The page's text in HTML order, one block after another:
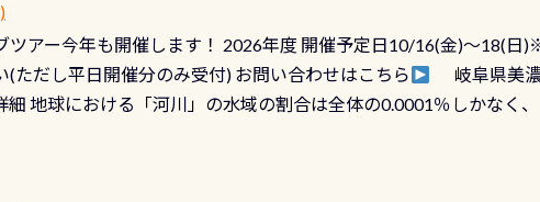
ら水漏れする…ってのは避けましょう！実際水につけて水検査し
スーツクリーニングの際に行うのですが、空気を送り込む「給
気ボタンの点検と一緒な訳ですから、ボタンが潮噛みしてドライ
り点検しましょう！まだした事がない方はこれを機会に是非や
ツアー今年も開催します！ 2026年度 開催予定日10/16(金)～18(日
ただし平日開催分のみ受付) お問い合わせはこちら
岐阜県美濃
地球における「河川」の水域の割合は全体の0.0001％しかなく